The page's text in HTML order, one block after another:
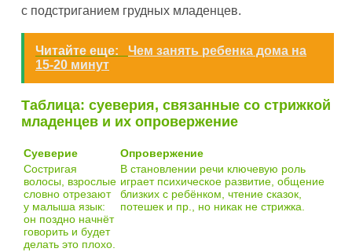
с подстриганием грудных младенцев.
Читайте еще:
Чем занять ребенка дома на
15-20 минут
Таблица: суеверия, связанные со стрижкой
младенцев и их опровержение
Суеверие
Опровержение
Состригая
волосы, взрослые
словно отрезают
у малыша язык:
он поздно начнёт
говорить и будет
делать это плохо.
В становлении речи ключевую роль
играет психическое развитие, общение
близких с ребёнком, чтение сказок,
потешек и пр., но никак не стрижка.